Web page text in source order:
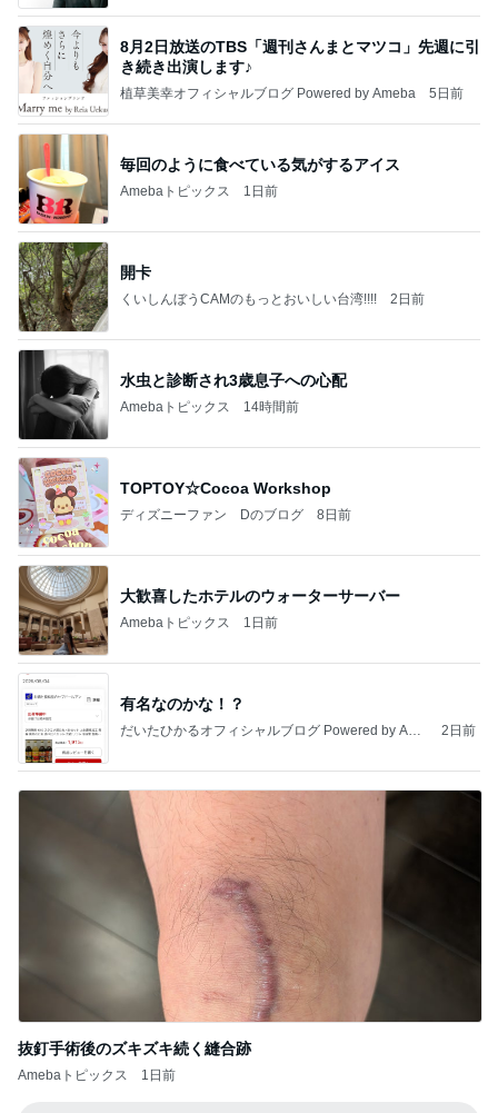
8月2日放送のTBS「週刊さんまとマツコ」先週に引
き続き出演します♪
植草美幸オフィシャルブログ Powered by Ameba 5日前
毎回のように食べている気がするアイス
Amebaトピックス 1日前
開卡
くいしんぼうCAMのもっとおいしい台湾!!!! 2日前
水虫と診断され3歳息子への心配
Amebaトピックス 14時間前
TOPTOY☆Cocoa Workshop
ディズニーファン Dのブログ 8日前
大歓喜したホテルのウォーターサーバー
Amebaトピックス 1日前
有名なのかな！？
だいたひかるオフィシャルブログ Powered by Ame
2日前
抜釘手術後のズキズキ続く縫合跡
Amebaトピックス 1日前